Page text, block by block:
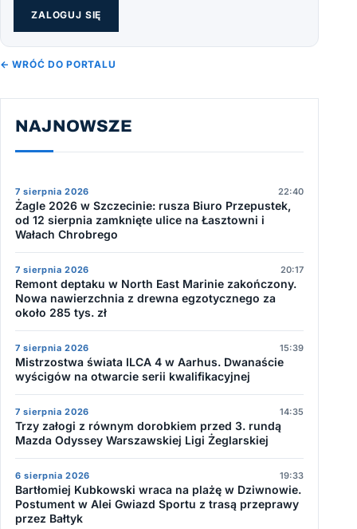
ZALOGUJ SIĘ
← WRÓĆ DO PORTALU
NAJNOWSZE
7 sierpnia 2026 22:40
Żagle 2026 w Szczecinie: rusza Biuro Przepustek,
od 12 sierpnia zamknięte ulice na Łasztowni i
Wałach Chrobrego
7 sierpnia 2026 20:17
Remont deptaku w North East Marinie zakończony.
Nowa nawierzchnia z drewna egzotycznego za
około 285 tys. zł
7 sierpnia 2026 15:39
Mistrzostwa świata ILCA 4 w Aarhus. Dwanaście
wyścigów na otwarcie serii kwalifikacyjnej
7 sierpnia 2026 14:35
Trzy załogi z równym dorobkiem przed 3. rundą
Mazda Odyssey Warszawskiej Ligi Żeglarskiej
6 sierpnia 2026 19:33
Bartłomiej Kubkowski wraca na plażę w Dziwnowie.
Postument w Alei Gwiazd Sportu z trasą przeprawy
przez Bałtyk